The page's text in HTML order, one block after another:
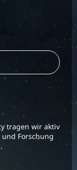
tragen wir aktiv
Forschung